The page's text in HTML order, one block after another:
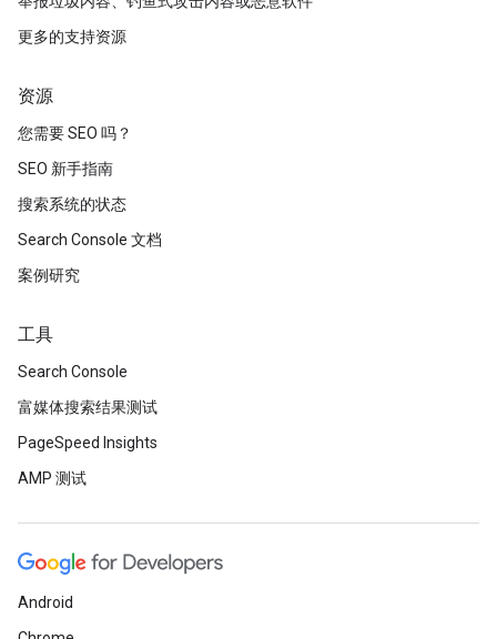
更多的支持资源
资源
您需要 SEO 吗？
SEO 新手指南
搜索系统的状态
Search Console 文档
案例研究
工具
Search Console
富媒体搜索结果测试
PageSpeed Insights
AMP 测试
Android